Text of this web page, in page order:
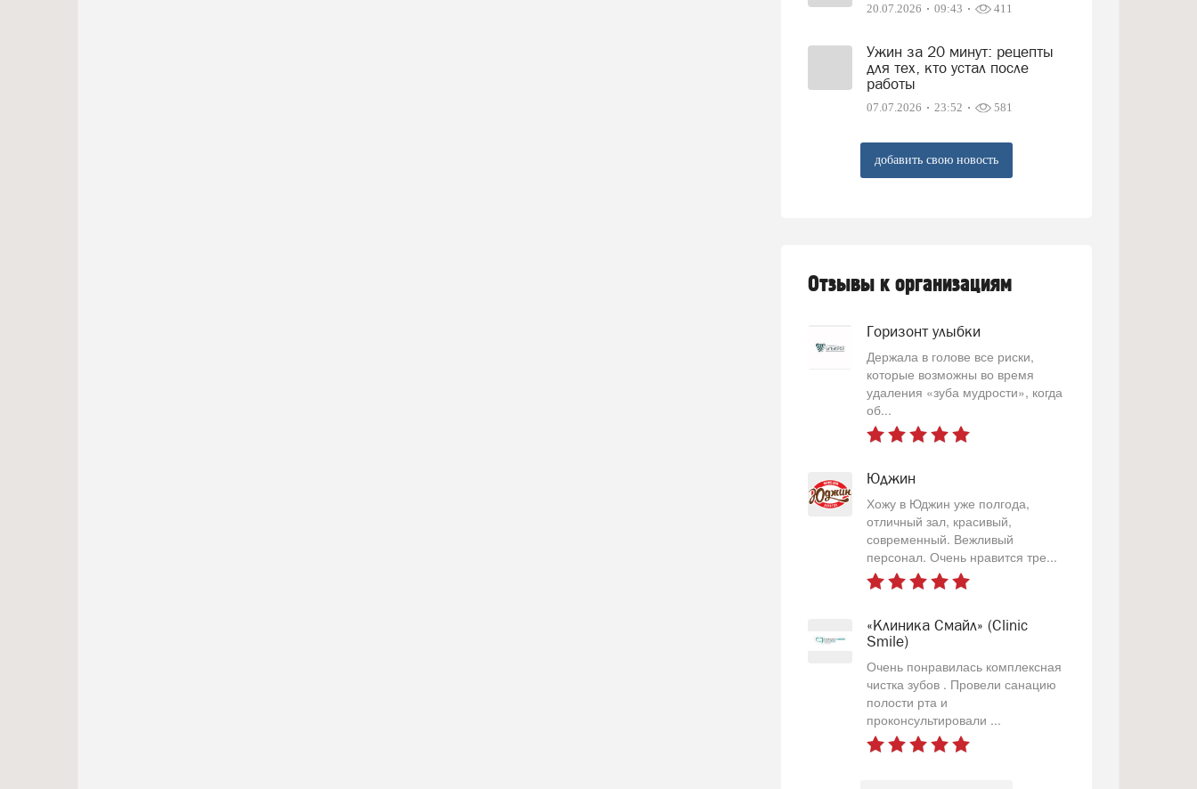
20.07.2026 09:43 411
Ужин за 20 минут: рецепты
для тех, кто устал после
работы
07.07.2026 23:52 581
добавить свою новость
Отзывы к организациям
Горизонт улыбки
Держала в голове все риски,
которые возможны во время
удаления «зуба мудрости», когда
об...
Юджин
Хожу в Юджин уже полгода,
отличный зал, красивый,
современный. Вежливый
персонал. Очень нравится тре...
«Клиника Смайл» (Clinic
Smile)
Очень понравилась комплексная
чистка зубов . Провели санацию
полости рта и
проконсультировали ...